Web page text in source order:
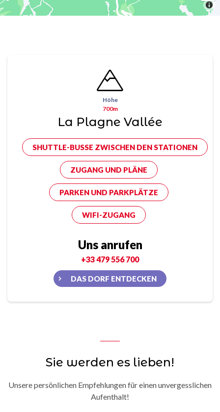
Höhe
700m
La Plagne Vallée
SHUTTLE-BUSSE ZWISCHEN DEN STATIONEN
ZUGANG UND PLÄNE
PARKEN UND PARKPLÄTZE
WIFI-ZUGANG
Uns anrufen
+33 479 556 700
DAS DORF ENTDECKEN
Sie werden es lieben!
Unsere persönlichen Empfehlungen für einen unvergesslichen
Aufenthalt!